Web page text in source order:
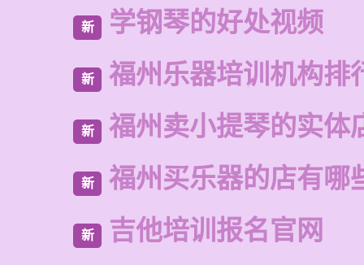
新 学钢琴的好处视频
新 福州乐器培训机构排
新 福州卖小提琴的实体
新 福州买乐器的店有哪
新 吉他培训报名官网